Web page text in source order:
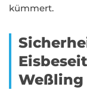
kümmert.
Weßling